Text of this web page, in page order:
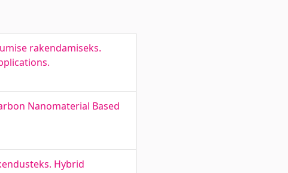
rakendamiseks.
Nanomaterial Based
Hybrid